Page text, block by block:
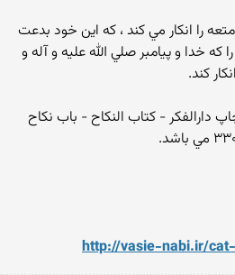
را انكار مي كند ، كه اين خود بدعت
كه خدا و پيامبر صلي الله عليه و آله و
كند.
- كتاب النكاح - باب نكاح
http://vasie-nabi.ir/